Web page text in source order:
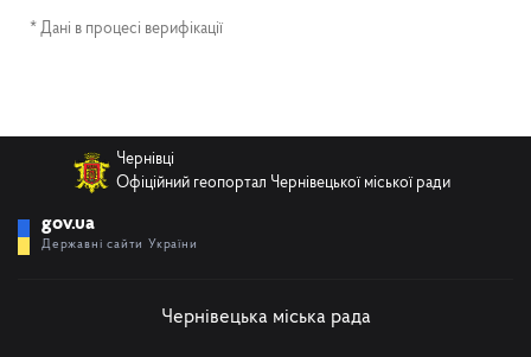
* Дані в процесі верифікації
Чернівці
Офіційний геопортал Чернівецької міської ради
gov.ua
Державні сайти України
Чернівецька міська рада